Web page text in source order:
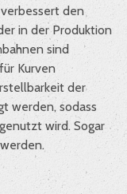
den
in der Produktion
sind
Kurven
der
werden, sodass
wird. Sogar